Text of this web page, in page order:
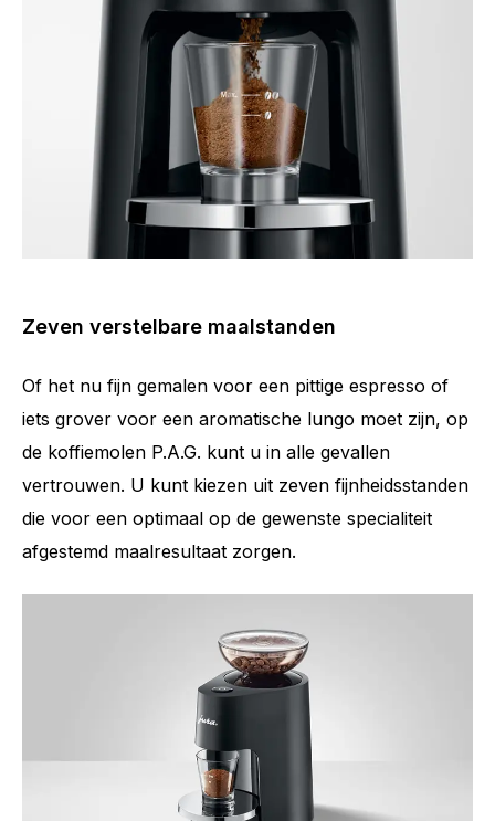
Zeven verstelbare maalstanden
Of het nu fijn gemalen voor een pittige espresso of
iets grover voor een aromatische lungo moet zijn, op
de koffiemolen P.A.G. kunt u in alle gevallen
vertrouwen. U kunt kiezen uit zeven fijnheidsstanden
die voor een optimaal op de gewenste specialiteit
afgestemd maalresultaat zorgen.